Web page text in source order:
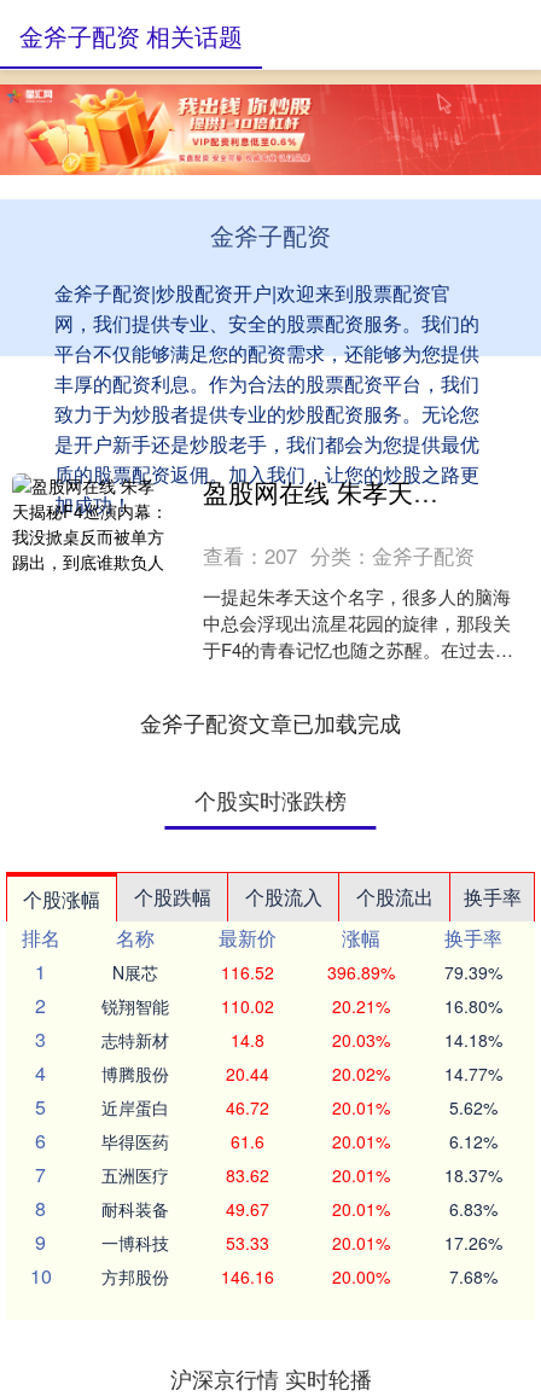
金斧子配资
金斧子配资|炒股配资开户|欢迎来到股票配资官
网，我们提供专业、安全的股票配资服务。我们的
平台不仅能够满足您的配资需求，还能够为您提供
丰厚的配资利息。作为合法的股票配资平台，我们
致力于为炒股者提供专业的炒股配资服务。无论您
是开户新手还是炒股老手，我们都会为您提供最优
质的股票配资返佣。加入我们，让您的炒股之路更
加成功！
金斧子配资 相关话题
盈股网在线 朱孝天揭秘F4巡演内幕：我没掀桌反而被单方踢出，到底谁欺负人
查看：207 分类：金斧子配资
一提起朱孝天这个名字，很多人的脑海
中总会浮现出流星花园的旋律，那段关
于F4的青春记忆也随之苏醒。在过去的
金斧子配资文章已加载完成
个股实时涨跌榜
个股涨幅 个股跌幅 个股流入 个股流出
换手率
排名
名称 最新价 涨幅
换手率
1
N展芯 116.52 396.89% 79.39%
2 锐翔智能 110.02 20.21% 16.80%
3 志特新材 14.8 20.03% 14.18%
4 博腾股份 20.44 20.02% 14.77%
5 近岸蛋白 46.72 20.01% 5.62%
6 毕得医药 61.6 20.01% 6.12%
7 五洲医疗 83.62 20.01% 18.37%
8 耐科装备 49.67 20.01% 6.83%
9 一博科技 53.33 20.01% 17.26%
10 方邦股份 146.16 20.00% 7.68%
沪深京行情 实时轮播